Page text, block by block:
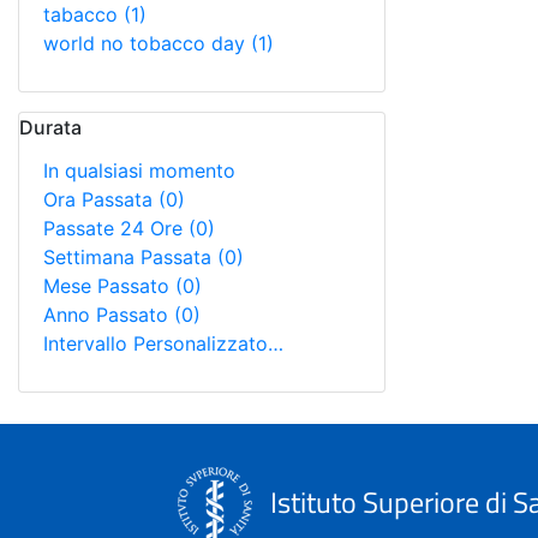
tabacco (1)
world no tobacco day (1)
Durata
In qualsiasi momento
Ora Passata (0)
Passate 24 Ore (0)
Settimana Passata (0)
Mese Passato (0)
Anno Passato (0)
Intervallo Personalizzato…
Istituto Superiore di